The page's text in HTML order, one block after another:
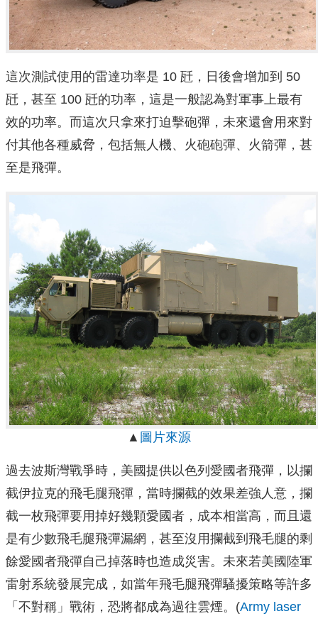
這次測試使用的雷達功率是 10 瓩，日後會增加到 50
瓩，甚至 100 瓩的功率，這是一般認為對軍事上最有
效的功率。而這次只拿來打迫擊砲彈，未來還會用來對
付其他各種威脅，包括無人機、火砲砲彈、火箭彈，甚
至是飛彈。
▲ 圖片來源
過去波斯灣戰爭時，美國提供以色列愛國者飛彈，以攔
截伊拉克的飛毛腿飛彈，當時攔截的效果差強人意，攔
截一枚飛彈要用掉好幾顆愛國者，成本相當高，而且還
是有少數飛毛腿飛彈漏網，甚至沒用攔截到飛毛腿的剩
餘愛國者飛彈自己掉落時也造成災害。未來若美國陸軍
雷射系統發展完成，如當年飛毛腿飛彈騷擾策略等許多
「不對稱」戰術，恐將都成為過往雲煙。(Army laser